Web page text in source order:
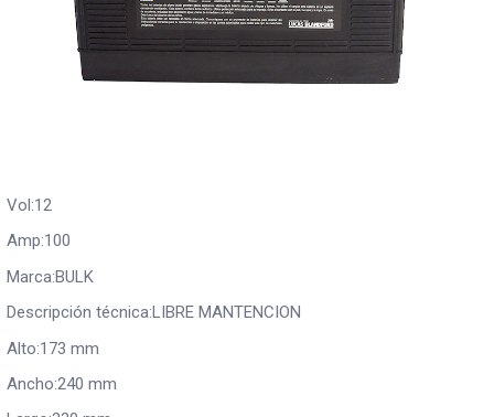
Vol:12
Amp:100
Marca:BULK
Descripción técnica:LIBRE MANTENCION
Alto:173 mm
Ancho:240 mm